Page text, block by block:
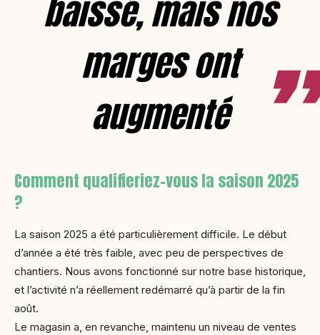
baissé, mais nos
marges ont
augmenté
Comment qualifieriez-vous la saison 2025
?
La saison 2025 a été particulièrement difficile. Le début
d’année a été très faible, avec peu de perspectives de
chantiers. Nous avons fonctionné sur notre base historique,
et l’activité n’a réellement redémarré qu’à partir de la fin
août.
Le magasin a, en revanche, maintenu un niveau de ventes